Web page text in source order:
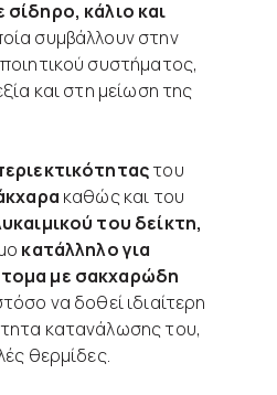
κάλιο και
συμβάλλουν στην
συστήματος,
και στη μείωση της
του
καθώς και του
του δείκτη,
κατάλληλο για
με σακχαρώδη
να δοθεί ιδιαίτερη
κατανάλωσης του,
θερμίδες.